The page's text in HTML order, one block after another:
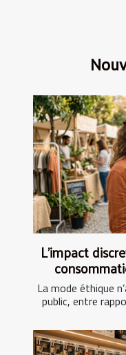
L’impact
La mode éthique
public, entre